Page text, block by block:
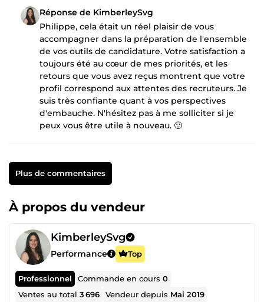
Réponse de KimberleySvg
Philippe, cela était un réel plaisir de vous
accompagner dans la préparation de l'ensemble
de vos outils de candidature. Votre satisfaction a
toujours été au cœur de mes priorités, et les
retours que vous avez reçus montrent que votre
profil correspond aux attentes des recruteurs. Je
suis très confiante quant à vos perspectives
d'embauche. N'hésitez pas à me solliciter si je
peux vous être utile à nouveau. 🙂
Plus de commentaires
À propos du vendeur
KimberleySvg
Performance Top
Professionnel Commande en cours0
Ventes au total3 696 Vendeur depuis Mai 2019